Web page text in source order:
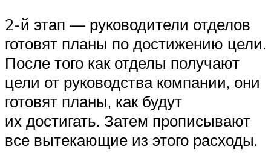
2-й этап — руководители отделов
готовят планы по достижению цели.
После того как отделы получают
цели от руководства компании, они
готовят планы, как будут
их достигать. Затем прописывают
все вытекающие из этого расходы.